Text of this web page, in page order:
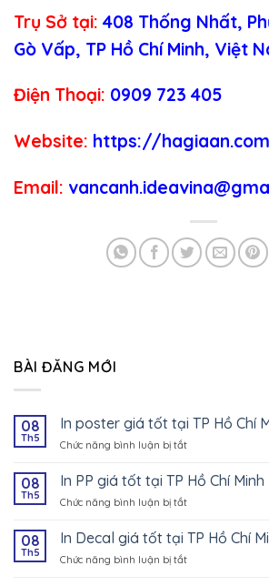
Trụ Sở tại: 408 Thống Nhất,
Gò Vấp, TP Hồ Chí Minh, Việt
Điện Thoại: 0909 723 405
Website: https://hagiaan.com
Email:
BÀI ĐĂNG MỚI
08
Th5
In poster giá tốt tại TP Hồ Chí
Chức năng bình luận bị tắt
poster
TP
08
Th5
In PP giá tốt tại TP Hồ Chí Minh
Chức năng bình luận bị tắt
PP
08
Th5
In Decal giá tốt tại TP Hồ Chí
Chức năng bình luận bị tắt